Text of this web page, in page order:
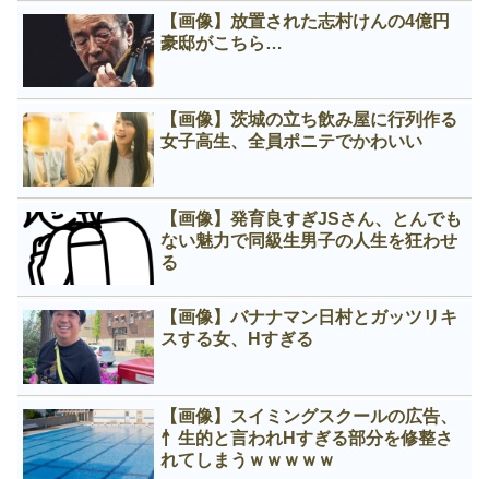
【画像】放置された志村けんの4億円
豪邸がこちら…
【画像】茨城の立ち飲み屋に行列作る
女子高生、全員ポニテでかわいい
【画像】発育良すぎJSさん、とんでも
ない魅力で同級生男子の人生を狂わせ
る
【画像】バナナマン日村とガッツリキ
スする女、Нすぎる
【画像】スイミングスクールの広告、
忄生的と言われНすぎる部分を修整さ
れてしまうｗｗｗｗｗ